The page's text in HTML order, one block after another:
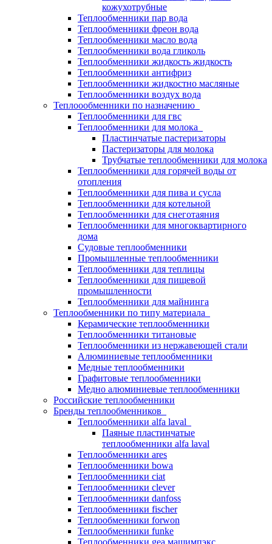
кожухотрубные
Теплообменники пар вода
Теплообменники фреон вода
Теплообменники масло вода
Теплообменники вода гликоль
Теплообменники жидкость жидкость
Теплообменники антифриз
Теплообменники жидкостно масляные
Теплообменники воздух вода
Теплоообменники по назначению
Теплообменники для гвс
Теплообменники для молока
Пластинчатые пастеризаторы
Пастеризаторы для молока
Трубчатые теплообменники для молока
Теплообменники для горячей воды от
отопления
Теплообменники для пива и сусла
Теплообменники для котельной
Теплообменники для снеготаяния
Теплообменники для многоквартирного
дома
Судовые теплообменники
Промышленные теплообменники
Теплообменники для теплицы
Теплообменники для пищевой
промышленности
Теплообменники для майнинга
Теплообменники по типу материала
Керамические теплообменники
Теплообменники титановые
Теплообменники из нержавеющей стали
Алюминиевые теплообменники
Медные теплообменники
Графитовые теплообменники
Медно алюминиевые теплообменники
Российские теплообменники
Бренды теплообменников
Теплообменники alfa laval
Паяные пластинчатые
теплообменники alfa laval
Теплообменники ares
Теплообменники bowa
Теплообменники ciat
Теплообменники clever
Теплообменники danfoss
Теплообменники fischer
Теплообменники forwon
Теплообменники funke
Теплообменники gea машимпэкс